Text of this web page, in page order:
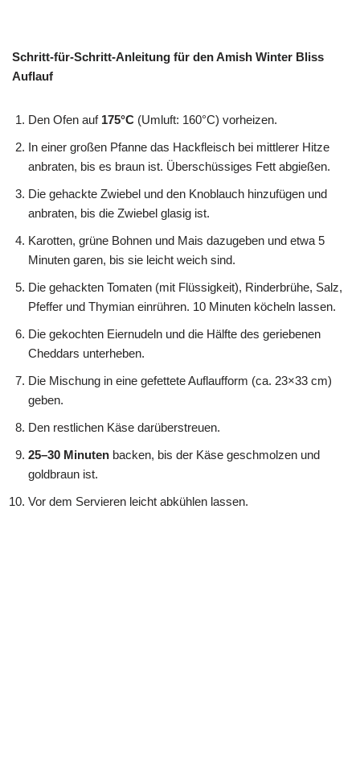
Schritt-für-Schritt-Anleitung für den Amish Winter Bliss
Auflauf
Den Ofen auf 175°C (Umluft: 160°C) vorheizen.
In einer großen Pfanne das Hackfleisch bei mittlerer Hitze
anbraten, bis es braun ist. Überschüssiges Fett abgießen.
Die gehackte Zwiebel und den Knoblauch hinzufügen und
anbraten, bis die Zwiebel glasig ist.
Karotten, grüne Bohnen und Mais dazugeben und etwa 5
Minuten garen, bis sie leicht weich sind.
Die gehackten Tomaten (mit Flüssigkeit), Rinderbrühe, Salz,
Pfeffer und Thymian einrühren. 10 Minuten köcheln lassen.
Die gekochten Eiernudeln und die Hälfte des geriebenen
Cheddars unterheben.
Die Mischung in eine gefettete Auflaufform (ca. 23×33 cm)
geben.
Den restlichen Käse darüberstreuen.
25–30 Minuten backen, bis der Käse geschmolzen und
goldbraun ist.
Vor dem Servieren leicht abkühlen lassen.